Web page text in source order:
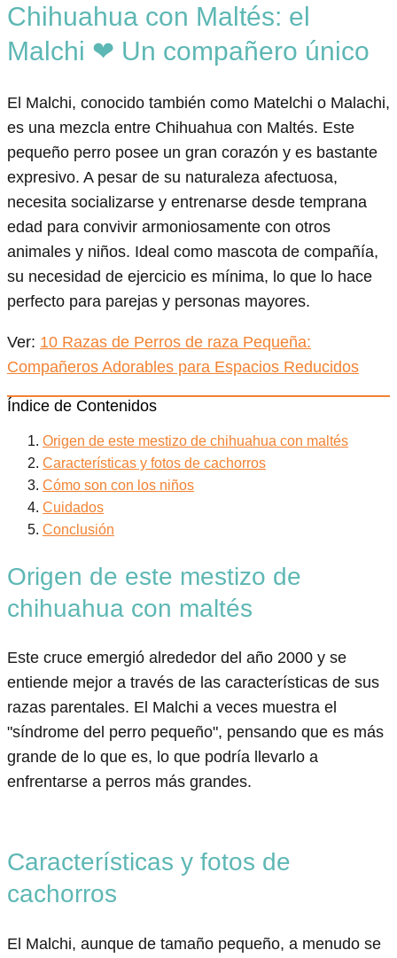
Chihuahua con Maltés: el
Malchi ❤ Un compañero único
El Malchi, conocido también como Matelchi o Malachi,
es una mezcla entre Chihuahua con Maltés. Este
pequeño perro posee un gran corazón y es bastante
expresivo. A pesar de su naturaleza afectuosa,
necesita socializarse y entrenarse desde temprana
edad para convivir armoniosamente con otros
animales y niños. Ideal como mascota de compañía,
su necesidad de ejercicio es mínima, lo que lo hace
perfecto para parejas y personas mayores.
Ver: 10 Razas de Perros de raza Pequeña:
Compañeros Adorables para Espacios Reducidos
Índice de Contenidos
Origen de este mestizo de chihuahua con maltés
Características y fotos de cachorros
Cómo son con los niños
Cuidados
Conclusión
Origen de este mestizo de
chihuahua con maltés
Este cruce emergió alrededor del año 2000 y se
entiende mejor a través de las características de sus
razas parentales. El Malchi a veces muestra el
"síndrome del perro pequeño", pensando que es más
grande de lo que es, lo que podría llevarlo a
enfrentarse a perros más grandes.
Características y fotos de
cachorros
El Malchi, aunque de tamaño pequeño, a menudo se